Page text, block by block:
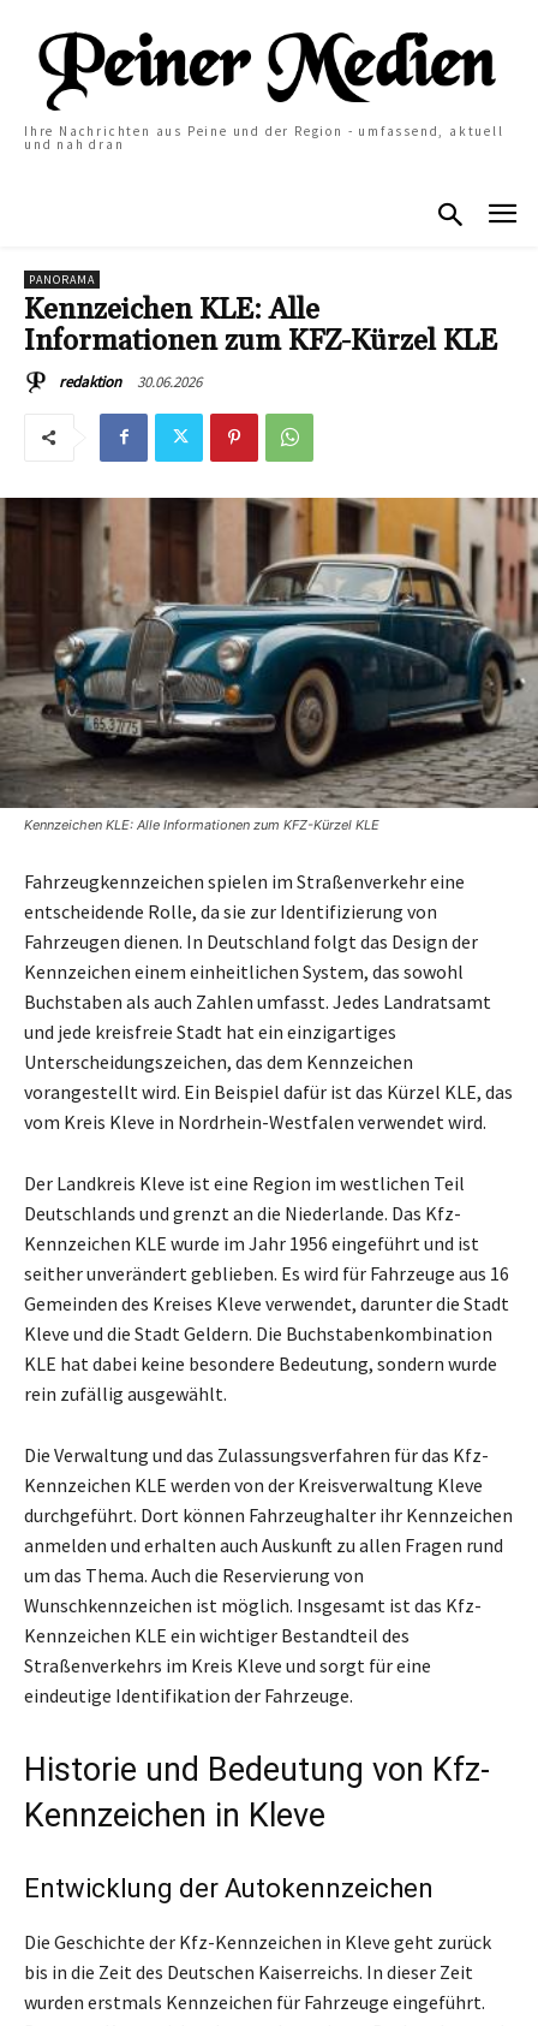
Ihre Nachrichten aus Peine und der Region - umfassend, aktuell
und nah dran
PANORAMA
Kennzeichen KLE: Alle
Informationen zum KFZ-Kürzel KLE
redaktion 30.06.2026
Kennzeichen KLE: Alle Informationen zum KFZ-Kürzel KLE
Fahrzeugkennzeichen spielen im Straßenverkehr eine
entscheidende Rolle, da sie zur Identifizierung von
Fahrzeugen dienen. In Deutschland folgt das Design der
Kennzeichen einem einheitlichen System, das sowohl
Buchstaben als auch Zahlen umfasst. Jedes Landratsamt
und jede kreisfreie Stadt hat ein einzigartiges
Unterscheidungszeichen, das dem Kennzeichen
vorangestellt wird. Ein Beispiel dafür ist das Kürzel KLE, das
vom Kreis Kleve in Nordrhein-Westfalen verwendet wird.
Der Landkreis Kleve ist eine Region im westlichen Teil
Deutschlands und grenzt an die Niederlande. Das Kfz-
Kennzeichen KLE wurde im Jahr 1956 eingeführt und ist
seither unverändert geblieben. Es wird für Fahrzeuge aus 16
Gemeinden des Kreises Kleve verwendet, darunter die Stadt
Kleve und die Stadt Geldern. Die Buchstabenkombination
KLE hat dabei keine besondere Bedeutung, sondern wurde
rein zufällig ausgewählt.
Die Verwaltung und das Zulassungsverfahren für das Kfz-
Kennzeichen KLE werden von der Kreisverwaltung Kleve
durchgeführt. Dort können Fahrzeughalter ihr Kennzeichen
anmelden und erhalten auch Auskunft zu allen Fragen rund
um das Thema. Auch die Reservierung von
Wunschkennzeichen ist möglich. Insgesamt ist das Kfz-
Kennzeichen KLE ein wichtiger Bestandteil des
Straßenverkehrs im Kreis Kleve und sorgt für eine
eindeutige Identifikation der Fahrzeuge.
Historie und Bedeutung von Kfz-
Kennzeichen in Kleve
Entwicklung der Autokennzeichen
Die Geschichte der Kfz-Kennzeichen in Kleve geht zurück
bis in die Zeit des Deutschen Kaiserreichs. In dieser Zeit
wurden erstmals Kennzeichen für Fahrzeuge eingeführt.